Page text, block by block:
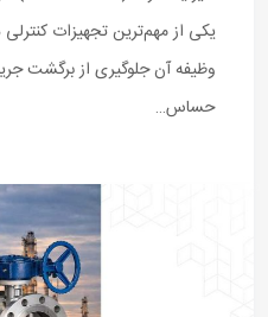
یکی از مهم‌ترین تجهیزات
وظیفه آن جلوگیری از برگشت
حساس…